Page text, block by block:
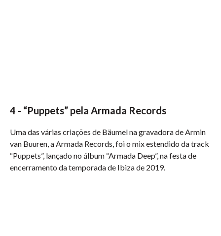
4 - “Puppets” pela Armada Records
Uma das várias criações de Bäumel na gravadora de Armin
van Buuren, a Armada Records, foi o mix estendido da track
“Puppets”, lançado no álbum “Armada Deep”, na festa de
encerramento da temporada de Ibiza de 2019.